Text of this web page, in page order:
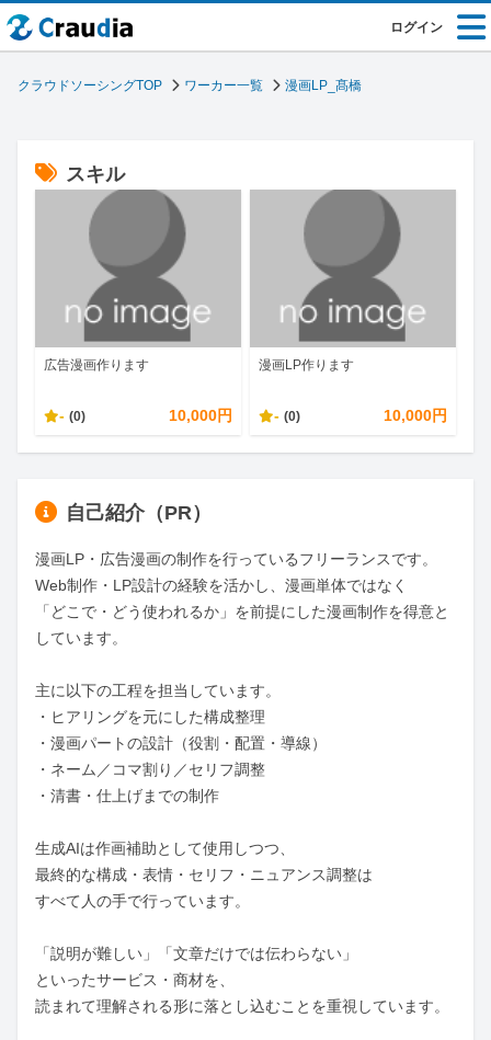
ログイン
クラウドソーシングTOP ワーカー一覧 漫画LP_髙橋
スキル
広告漫画作ります
- (0) 10,000円
漫画LP作ります
- (0) 10,000円
自己紹介（PR）
漫画LP・広告漫画の制作を行っているフリーランスです。
Web制作・LP設計の経験を活かし、漫画単体ではなく
「どこで・どう使われるか」を前提にした漫画制作を得意と
しています。
主に以下の工程を担当しています。
・ヒアリングを元にした構成整理
・漫画パートの設計（役割・配置・導線）
・ネーム／コマ割り／セリフ調整
・清書・仕上げまでの制作
生成AIは作画補助として使用しつつ、
最終的な構成・表情・セリフ・ニュアンス調整は
すべて人の手で行っています。
「説明が難しい」「文章だけでは伝わらない」
といったサービス・商材を、
読まれて理解される形に落とし込むことを重視しています。